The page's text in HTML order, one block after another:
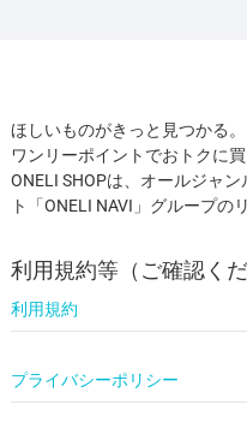
ほしいものがきっと見つかる。
ワンリーポイントでおトクに買
ONELI SHOPは、オールジャ
ト「ONELI NAVI」グループの
利用規約等（ご確認くだ
利用規約
プライバシーポリシー